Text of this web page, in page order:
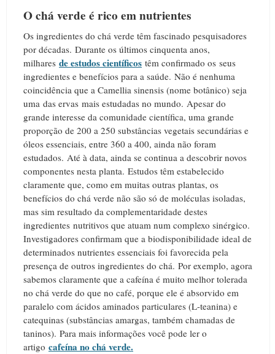
O chá verde é rico em nutrientes
Os ingredientes do chá verde têm fascinado pesquisadores
por décadas. Durante os últimos cinquenta anos,
milhares de estudos científicos têm confirmado os seus
ingredientes e benefícios para a saúde. Não é nenhuma
coincidência que a Camellia sinensis (nome botânico) seja
uma das ervas mais estudadas no mundo. Apesar do
grande interesse da comunidade científica, uma grande
proporção de 200 a 250 substâncias vegetais secundárias e
óleos essenciais, entre 360 a 400, ainda não foram
estudados. Até à data, ainda se continua a descobrir novos
componentes nesta planta. Estudos têm estabelecido
claramente que, como em muitas outras plantas, os
benefícios do chá verde não são só de moléculas isoladas,
mas sim resultado da complementaridade destes
ingredientes nutritivos que atuam num complexo sinérgico.
Investigadores confirmam que a biodisponibilidade ideal de
determinados nutrientes essenciais foi favorecida pela
presença de outros ingredientes do chá. Por exemplo, agora
sabemos claramente que a cafeína é muito melhor tolerada
no chá verde do que no café, porque ele é absorvido em
paralelo com ácidos aminados particulares (L-teanina) e
catequinas (substâncias amargas, também chamadas de
taninos). Para mais informações você pode ler o
artigo cafeína no chá verde.